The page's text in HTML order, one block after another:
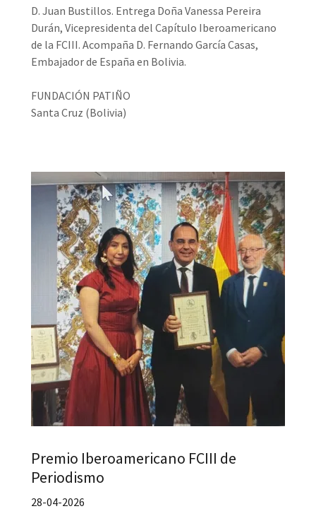
D. Juan Bustillos. Entrega Doña Vanessa Pereira
Durán, Vicepresidenta del Capítulo Iberoamericano
de la FCIII. Acompaña D. Fernando García Casas,
Embajador de España en Bolivia.
FUNDACIÓN PATIÑO
Santa Cruz (Bolivia)
Premio Iberoamericano FCIII de
Periodismo
28-04-2026